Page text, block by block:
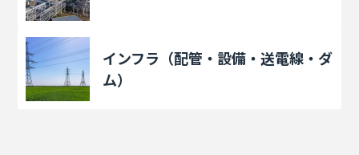
インフラ（配管・設備・送電線・ダ
ム）